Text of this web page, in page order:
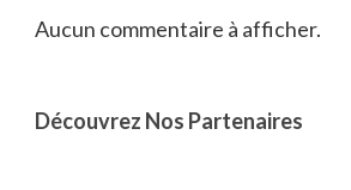
Aucun commentaire à afficher.
Découvrez Nos Partenaires